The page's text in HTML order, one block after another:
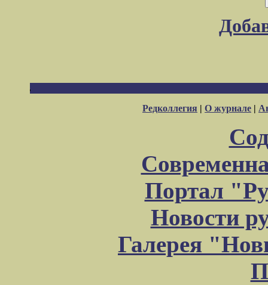
Редколлегия | О журнале |
Портал
Новости
Галерея